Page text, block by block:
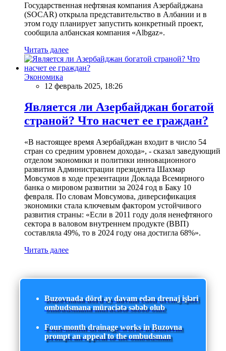
Государственная нефтяная компания Азербайджана
(SOCAR) открыла представительство в Албании и в
этом году планирует запустить конкретный проект,
сообщила албанская компания «Albgaz».
Читать далее
Экономика
12 февраль 2025, 18:26
Является ли Азербайджан богатой
страной? Что насчет ее граждан?
«В настоящее время Азербайджан входит в число 54
стран со средним уровнем дохода», - сказал заведующий
отделом экономики и политики инновационного
развития Администрации президента Шахмар
Мовсумов в ходе презентации Доклада Всемирного
банка о мировом развитии за 2024 год в Баку 10
февраля. По словам Мовсумова, диверсификация
экономики стала ключевым фактором устойчивого
развития страны: «Если в 2011 году доля ненефтяного
сектора в валовом внутреннем продукте (ВВП)
составляла 49%, то в 2024 году она достигла 68%».
Читать далее
Buzovnada dörd ay davam edən drenaj işləri
ombudsmana müraciətə səbəb olub
Four-month drainage works in Buzovna
prompt an appeal to the ombudsman